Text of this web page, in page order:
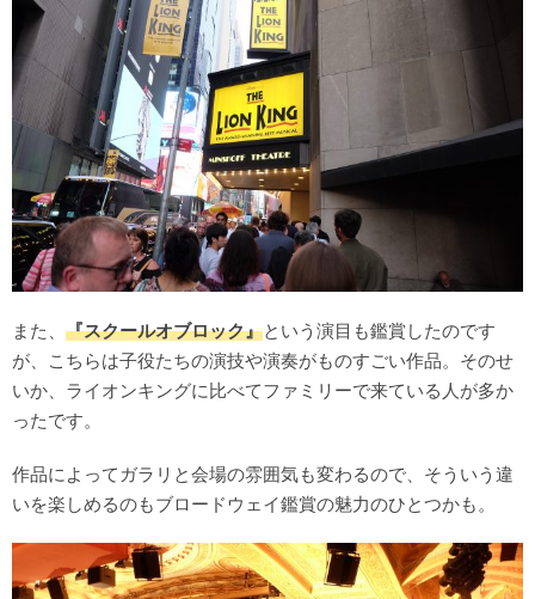
また、 『スクールオブロック』という演目も鑑賞したのです
が、こちらは子役たちの演技や演奏がものすごい作品。そのせ
いか、ライオンキングに比べてファミリーで来ている人が多か
ったです。
作品によってガラリと会場の雰囲気も変わるので、そういう違
いを楽しめるのもブロードウェイ鑑賞の魅力のひとつかも。